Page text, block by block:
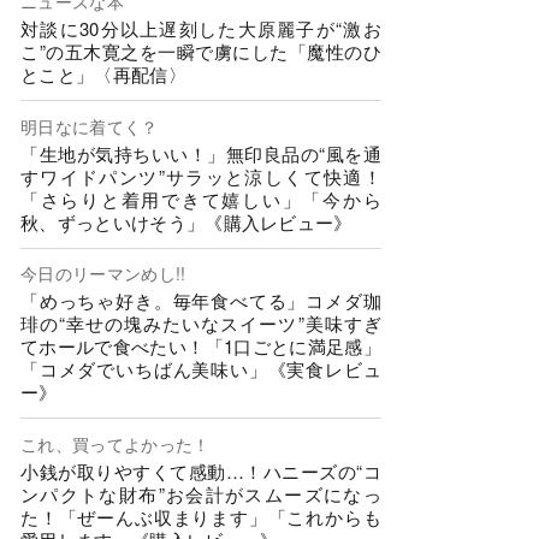
対談に30分以上遅刻した大原麗子が“激お
こ”の五木寛之を一瞬で虜にした「魔性のひ
とこと」〈再配信〉
明日なに着てく？
「生地が気持ちいい！」無印良品の“風を通
すワイドパンツ”サラッと涼しくて快適！
「さらりと着用できて嬉しい」「今から
秋、ずっといけそう」《購入レビュー》
今日のリーマンめし!!
「めっちゃ好き。毎年食べてる」コメダ珈
琲の“幸せの塊みたいなスイーツ”美味すぎ
てホールで食べたい！「1口ごとに満足感」
「コメダでいちばん美味い」《実食レビュ
ー》
これ、買ってよかった！
小銭が取りやすくて感動…！ハニーズの“コ
ンパクトな財布”お会計がスムーズになっ
た！「ぜーんぶ収まります」「これからも